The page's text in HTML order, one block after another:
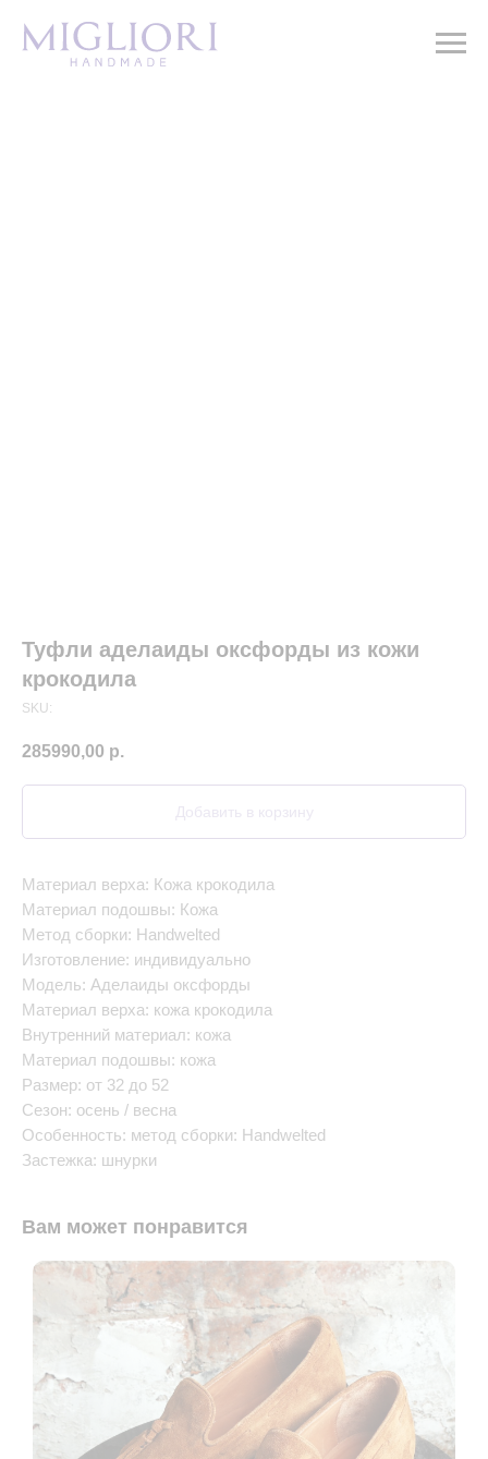
Туфли аделаиды оксфорды из кожи
крокодила
SKU:
285990,00 р.
Добавить в корзину
Материал верха: Кожа крокодила
Материал подошвы: Кожа
Метод сборки: Handwelted
Изготовление: индивидуально
Модель: Аделаиды оксфорды
Материал верха: кожа крокодила
Внутренний материал: кожа
Материал подошвы: кожа
Размер: от 32 до 52
Сезон: осень / весна
Особенность: метод сборки: Handwelted
Застежка: шнурки
Вам может понравится